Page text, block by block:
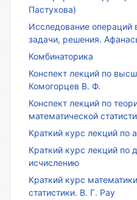
Пастухова)
Исследование операций
задачи, решения.
Комбинаторика
Конспект лекций по
Комогорцев В. Ф.
Конспект лекций по
математической
Краткий курс лекций по
Краткий курс лекций по
исчислению
Краткий курс
статистики. В. Г. Рау